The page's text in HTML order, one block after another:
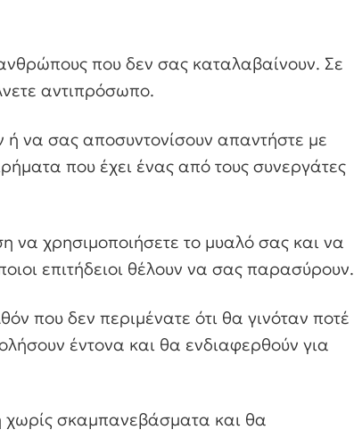
που δεν σας καταλαβαίνουν. Σε
αντιπρόσωπο.
να σας αποσυντονίσουν απαντήστε με
που έχει ένας από τους συνεργάτες
να χρησιμοποιήσετε το μυαλό σας και να
επιτήδειοι θέλουν να σας παρασύρουν.
που δεν περιμένατε ότι θα γινόταν ποτέ
έντονα και θα ενδιαφερθούν για
χωρίς σκαμπανεβάσματα και θα